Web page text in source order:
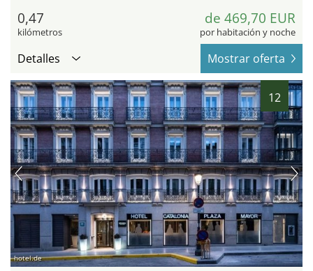
0,47
kilómetros
de 469,70 EUR
por habitación y noche
Detalles Mostrar oferta
12
hotel.de